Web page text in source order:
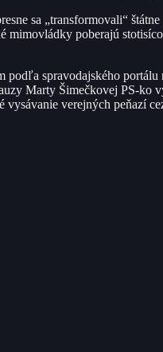
sa „transformovali“
poberajú
spravodajského
Marty Šimečkovej PS-ko
verejných peňazí